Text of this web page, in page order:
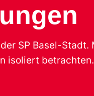
SP Basel-
isoliert betrachten.